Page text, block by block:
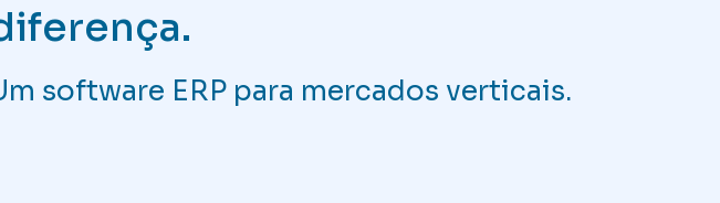
software ERP para mercados verticais.